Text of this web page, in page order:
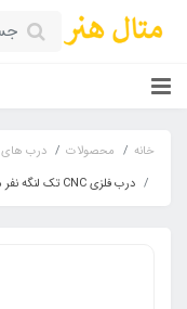
خانه محصولات درب های CNC
درب فلزی CNC تک لنگه نفر مدل SS65 – طرح ترکیب مدرن مینیمال